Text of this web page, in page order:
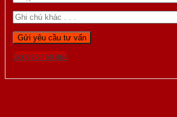
Gọi 0976.169.864